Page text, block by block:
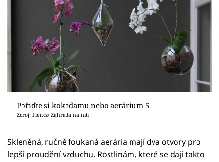
Pořiďte si kokedamu nebo aerárium 5
Zdroj: Fler.cz/ Zahrada na niti
Skleněná, ručně foukaná aerária mají dva otvory pro
lepší proudění vzduchu. Rostlinám, které se dají takto